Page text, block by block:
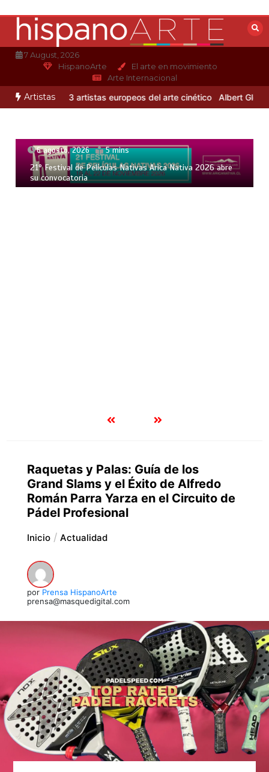
contenido
7 August, 2026
HispanoArte
El arte en movimiento
Arte Internacional
Artistas
Otero 3 artistas europeos del arte cinético Albert Gleizes:
6 agosto, 2026 5 mins
21° Festival de Películas Nativas Arica Nativa 2026 abre
su convocatoria
Raquetas y Palas: Guía de los
Grand Slams y el Éxito de Alfredo
Román Parra Yarza en el Circuito de
Pádel Profesional
Inicio Actualidad
por Prensa HispanoArte
prensa@masquedigital.com